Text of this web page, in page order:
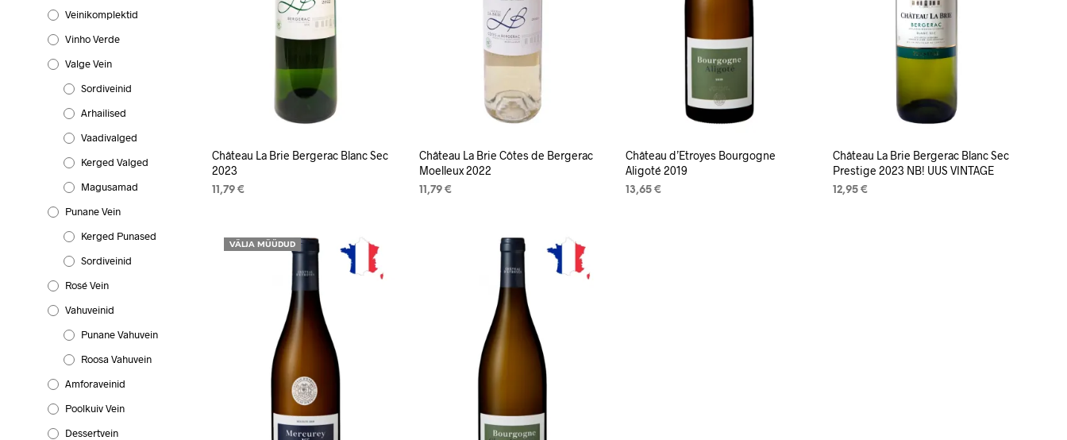
Veinikomplektid
Vinho Verde
Valge Vein
Sordiveinid
Arhailised
Vaadivalged
Kerged Valged
Magusamad
Punane Vein
Kerged Punased
Sordiveinid
Rosé Vein
Vahuveinid
Punane Vahuvein
Roosa Vahuvein
Amforaveinid
Poolkuiv Vein
Dessertvein
Château La Brie Bergerac Blanc Sec
2023
11,79€
Château La Brie Côtes de Bergerac
Moelleux 2022
11,79 €
Château d’Etroyes Bourgogne
Aligoté 2019
13,65€
Château La Brie Bergerac Blanc Sec
Prestige 2023 NB! UUS VINTAGE
12,95 €
VÄLJA MÜÜDUD